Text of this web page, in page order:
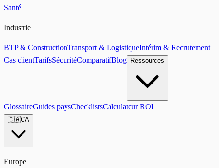
Santé
Industrie
BTP & ConstructionTransport & LogistiqueIntérim & Recrutement
Cas clientTarifsSécuritéComparatifBlog Ressources
GlossaireGuides paysChecklistsCalculateur ROI
🇨🇦CA
Europe